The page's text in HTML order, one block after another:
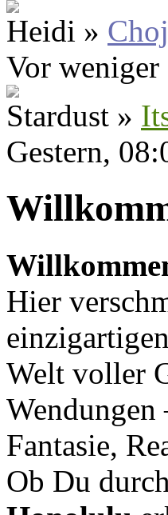
Heidi »
Vor
Stardust »
Gestern,
Hier
Welt voller
Fantasie,
Ob Du